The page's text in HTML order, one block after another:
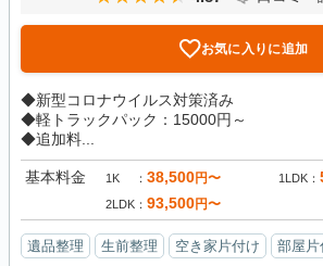
お気に入りに追加
◆新型コロナウイルス対策済み
◆軽トラックパック：15000円～
◆追加料...
基本料金 1K 38,500円〜 1LDK
2LDK 93,500円〜
遺品整理 生前整理 空き家片付け 部屋片